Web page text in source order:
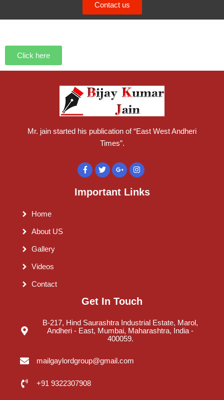
Contact us
Click here
Mr. jain started his publication of “East West Andheri
Times”.
Important Links
Home
About US
Gallery
Videos
Contact
Get In Touch
B-217, Hind Saurashtra Industrial Estate, Marol,
Andheri - East, Mumbai, Maharashtra, India -
400059.
mailgaylordgroup@gmail.com
+91 9322307908